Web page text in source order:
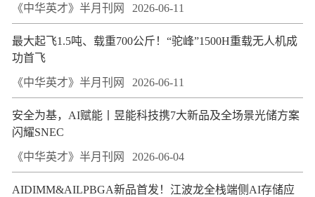
《中华英才》半月刊网 2026-06-11
最大起飞1.5吨、载重700公斤！“驼峰”1500H重载无人机成
功首飞
《中华英才》半月刊网 2026-06-11
安全为基，AI赋能丨昱能科技携7大新品及全场景光储方案
闪耀SNEC
《中华英才》半月刊网 2026-06-04
AIDIMM&AILPBGA新品首发！江波龙全栈端侧AI存储应